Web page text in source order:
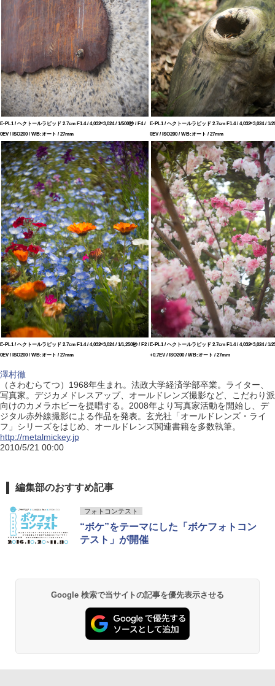
E-PL1 / ヘクトールラピッド 2.7cm F1.4 / 4,032×3,024 / 1/500秒 / F4 /
0EV / ISO200 / WB:オート / 27mm
E-PL1 / ヘクトールラピッド 2.7cm F1.4 / 4,032×3,024 / 1/
0EV / ISO200 / WB:オート / 27mm
E-PL1 / ヘクトールラピッド 2.7cm F1.4 / 4,032×3,024 / 1/1,250秒 / F2 /
0EV / ISO200 / WB:オート / 27mm
E-PL1 / ヘクトールラピッド 2.7cm F1.4 / 4,032×3,024 / 1/
+0.7EV / ISO200 / WB:オート / 27mm
澤村徹
（さわむらてつ）1968年生まれ。法政大学経済学部卒業。ライター、
写真家。デジカメドレスアップ、オールドレンズ撮影など、こだわり派
向けのカメラホビーを提唱する。2008年より写真家活動を開始し、デ
ジタル赤外線撮影による作品を発表。玄光社「オールドレンズ・ライ
フ」シリーズをはじめ、オールドレンズ関連書籍を多数執筆。
http://metalmickey.jp
2010/5/21 00:00
編集部のおすすめ記事
フォトコンテスト
“ボケ”をテーマにした「ボケフォトコン
テスト」が開催
Google 検索で当サイトの記事を優先表示させる